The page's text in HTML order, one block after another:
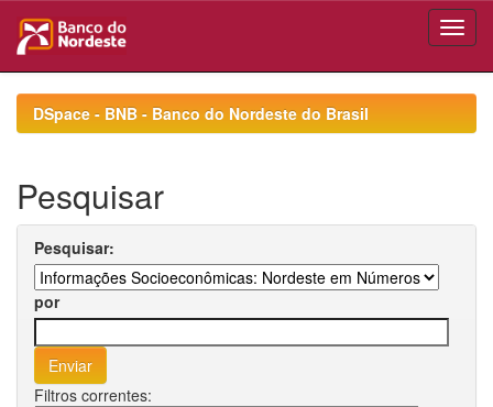
navigationDSpace - BNB - Banco do Nordeste do Brasil
Pesquisar
Pesquisar:
por
Filtros correntes: